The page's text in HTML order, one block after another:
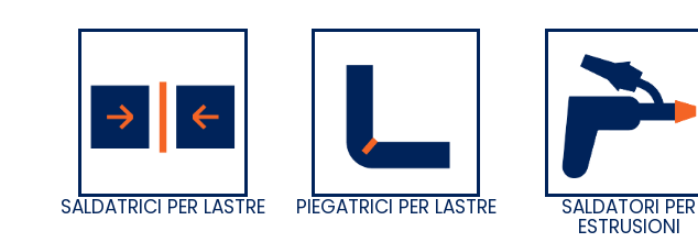
SALDATRICI PER LASTRE PIEGATRICI PER LASTRE SALDATORI PER
ESTRUSIONI